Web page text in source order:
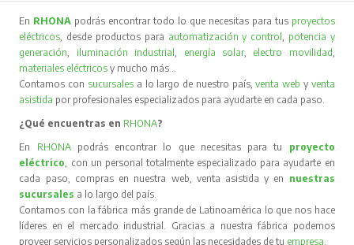
En RHONA podrás encontrar todo lo que necesitas para tus proyectos
eléctricos , desde productos para automatización y control
potencia y
generación
iluminación industrial energía solar, electro movilidad
materiales eléctricos y mucho más…
Contamos con sucursales a lo largo de nuestro país,venta web y venta
asistida por profesionales especializados para ayudarte en cada paso.
¿Qué encuentras en RHONA?
En RHONA podrás encontrar lo que necesitas para tu proyecto
eléctrico , con un personal totalmente especializado para ayudarte en
cada paso, compras en nuestra web, venta asistida y en nuestras
sucursales a lo largo del país.
Contamos con la fábrica más grande de Latinoamérica lo que nos hace
líderes en el mercado industrial. Gracias a nuestra fábrica podemos
proveer servicios personalizados según las necesidades de tu empresa